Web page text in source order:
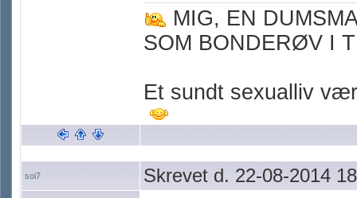
MIG, EN
SOM BONDERØV I
Et sundt sexualliv
soi7 Skrevet d. 22-08-2014